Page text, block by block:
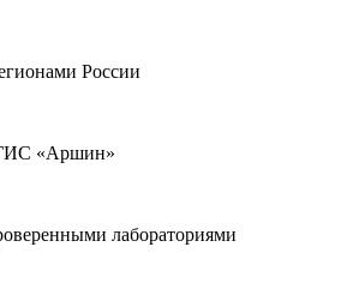
России
«Аршин»
лабораториями